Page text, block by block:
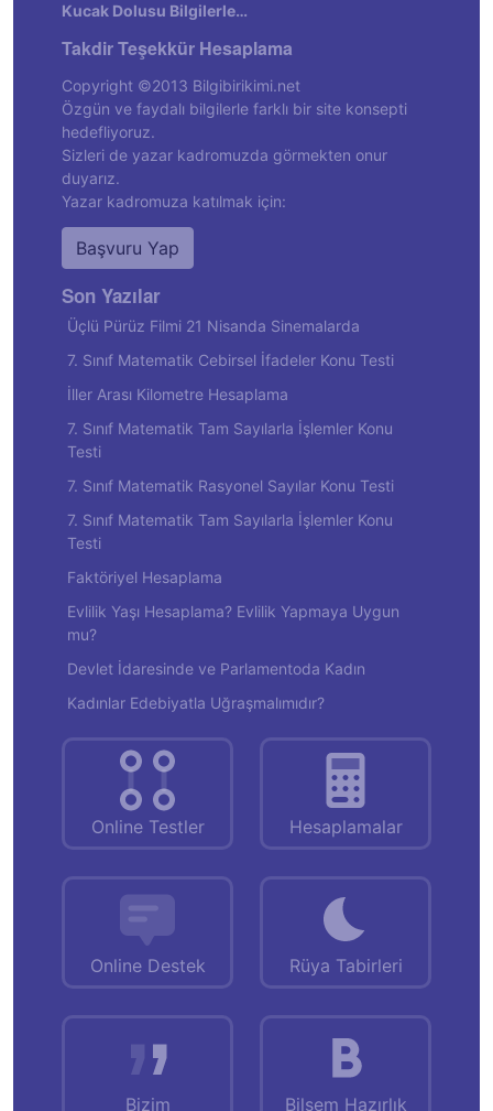
Kucak Dolusu Bilgilerle…
Takdir Teşekkür Hesaplama
Copyright ©2013 Bilgibirikimi.net
Özgün ve faydalı bilgilerle farklı bir site konsepti
hedefliyoruz.
Sizleri de yazar kadromuzda görmekten onur
duyarız.
Yazar kadromuza katılmak için:
Başvuru Yap
Son Yazılar
Üçlü Pürüz Filmi 21 Nisanda Sinemalarda
7. Sınıf Matematik Cebirsel İfadeler Konu Testi
İller Arası Kilometre Hesaplama
7. Sınıf Matematik Tam Sayılarla İşlemler Konu
Testi
7. Sınıf Matematik Rasyonel Sayılar Konu Testi
7. Sınıf Matematik Tam Sayılarla İşlemler Konu
Testi
Faktöriyel Hesaplama
Evlilik Yaşı Hesaplama? Evlilik Yapmaya Uygun
mu?
Devlet İdaresinde ve Parlamentoda Kadın
Kadınlar Edebiyatla Uğraşmalımıdır?
Online Testler Hesaplamalar
Online Destek Rüya Tabirleri
Bizim Bilsem Hazırlık